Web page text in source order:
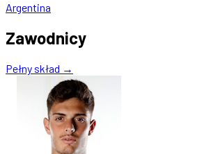
Argentina
Zawodnicy
Pełny skład →